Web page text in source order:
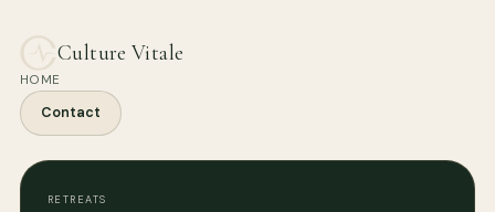
Culture Vitale
HOME
Contact
RETREATS